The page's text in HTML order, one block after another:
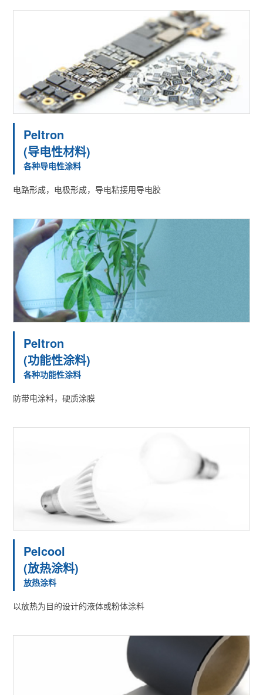
Peltron
(导电性材料)
各种导电性涂料
电路形成，电极形成，导电粘接用导电胶
Peltron
(功能性涂料)
各种功能性涂料
防带电涂料，硬质涂膜
Pelcool
(放热涂料)
放热涂料
以放热为目的设计的液体或粉体涂料